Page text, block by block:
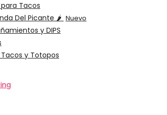
Tacos
Del Picante 🌶️ Nuevo
y DIPS
y Totopos